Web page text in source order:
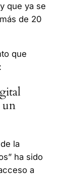
que ya se
de 20
que
un
la
ha sido
a